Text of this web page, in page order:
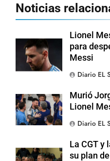
Noticias
Lionel
para
Messi
Diario EL
Murió
Lionel
Diario EL
La CGT y
su plan